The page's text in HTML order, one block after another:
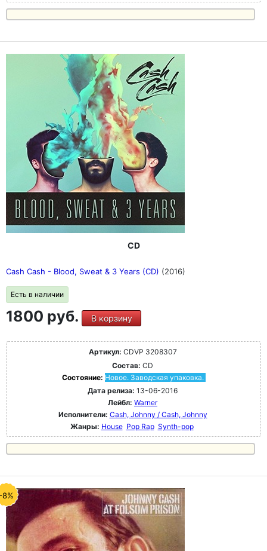
CD
Cash Cash - Blood, Sweat & 3 Years (CD) (2016)
Есть в наличии
1800 руб. В корзину
Артикул: CDVP 3208307
Состав: CD
Состояние: Новое. Заводская упаковка.
Дата релиза: 13-06-2016
Лейбл: Warner
Исполнители: Cash, Johnny / Cash, Johnny
Жанры: House Pop Rap Synth-pop
8%